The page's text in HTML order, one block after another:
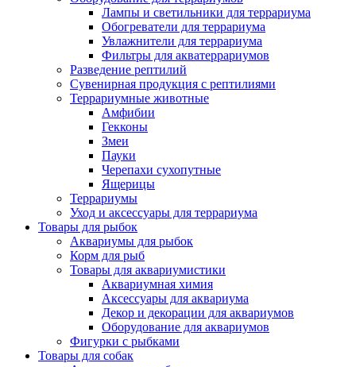
Лампы и светильники для террариума
Обогреватели для террариума
Увлажнители для террариума
Фильтры для акватеррариумов
Разведение рептилий
Сувенирная продукция с рептилиями
Террариумные животные
Амфибии
Гекконы
Змеи
Пауки
Черепахи сухопутные
Ящерицы
Террариумы
Уход и аксессуары для террариума
Товары для рыбок
Аквариумы для рыбок
Корм для рыб
Товары для аквариумистики
Аквариумная химия
Аксессуары для аквариума
Декор и декорации для аквариумов
Оборудование для аквариумов
Фигурки с рыбками
Товары для собак